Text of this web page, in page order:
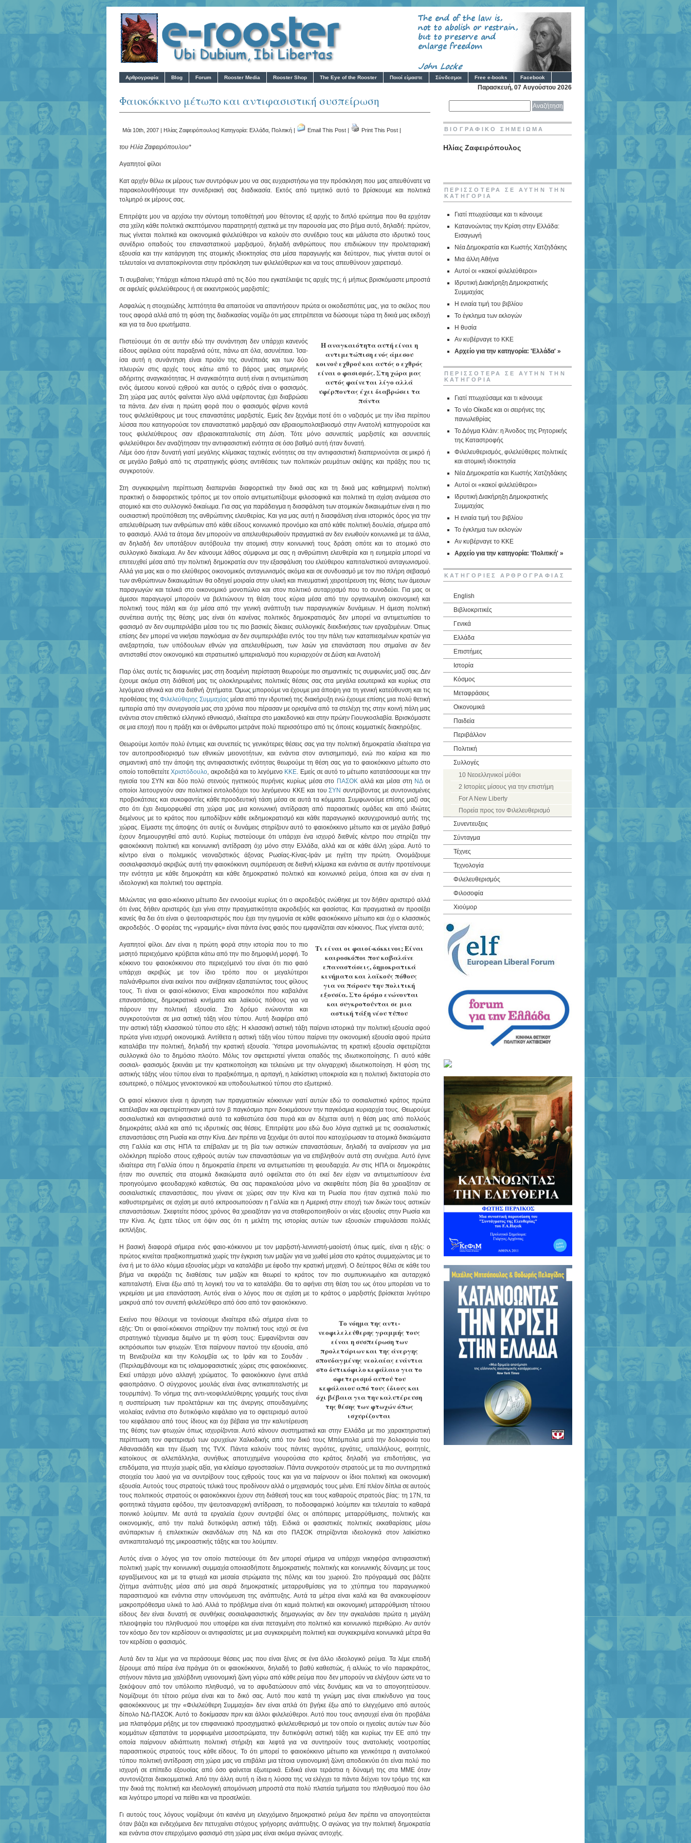
Αρθρογραφία Blog Forum Rooster Media Rooster Shop The Eye of the Rooster Ποιοί είμαστε Σύνδεσμοι Free e-books Facebook
Φαιοκόκκινο μέτωπο και αντιφασιστική συσπείρωση
Μάι 10th, 2007 | Ηλίας Ζαφειρόπουλος| Κατηγορία: Ελλάδα Πολιτική | Email This Post | Print This Post |
του Ηλία Ζαφειρόπουλου*
Αγαπητοί φίλοι
Κατ αρχήν θέλω εκ μέρους των συντρόφων μου να σας ευχαριστήσω για την πρόσκληση που μας απευθύνατε να
παρακολουθήσουμε την συνεδριακή σας διαδικασία. Εκτός από τιμητικό αυτό το βρίσκουμε και πολιτικά
τολμηρό εκ μέρους σας.
Επιτρέψτε μου να αρχίσω την σύντομη τοποθέτησή μου θέτοντας εξ αρχής το διπλό ερώτημα που θα ερχόταν
στα χείλη κάθε πολιτικά σκεπτόμενου παρατηρητή σχετικά με την παρουσία μας στο βήμα αυτό, δηλαδή: πρώτον,
πως γίνεται πολιτικά και οικονομικά φιλελεύθεροι να καλούν στο συνέδριο τους και μάλιστα στο ιδρυτικό τους
συνέδριο οπαδούς του επαναστατικού μαρξισμού, δηλαδή ανθρώπους που επιδιώκουν την προλεταριακή
εξουσία και την κατάργηση της ατομικής ιδιοκτησίας στα μέσα παραγωγής και δεύτερον, πως γίνεται αυτοί οι
τελευταίοι να ανταποκρίνονται στην πρόσκληση των φιλελεύθερων και να τους απευθύνουν χαιρετισμό.
Τι συμβαίνει; Υπάρχει κάποια πλευρά από τις δύο που εγκατέλειψε τις αρχές της; ή μήπως βρισκόμαστε μπροστά
σε αφελείς φιλελεύθερους ή σε εκκεντρικούς μαρξιστές;
Ασφαλώς η στοιχειώδης λεπτότητα θα απαιτούσε να απαντήσουν πρώτα οι οικοδεσπότες μας, για το σκέλος που
τους αφορά αλλά από τη φύση της διαδικασίας νομίζω ότι μας επιτρέπεται να δώσουμε τώρα τη δικιά μας εκδοχή
και για τα δυο ερωτήματα.
Η αναγκαιότητα αυτή είναι η
αντιμετώπιση ενός άμεσου
κοινού εχθρού και αυτός ο εχθρός
είναι ο φασισμός. Στη χώρα μας
αυτός φαίνεται λίγο αλλά
υφέρποντας έχει διαβρώσει τα
πάντα
Πιστεύουμε ότι σε αυτήν εδώ την συνάντηση δεν υπάρχει κανενός
είδους αφέλεια ούτε παραξενιά ούτε, πάνω απ όλα, ασυνέπεια. Ίσα-
ίσα αυτή η συνάντηση είναι προϊόν της συνέπειάς και των δύο
πλευρών στις αρχές τους κάτω από το βάρος μιας σημερινής
αδήριτης αναγκαιότητας. Η αναγκαιότητα αυτή είναι η αντιμετώπιση
ενός άμεσου κοινού εχθρού και αυτός ο εχθρός είναι ο φασισμός.
Στη χώρα μας αυτός φαίνεται λίγο αλλά υφέρποντας έχει διαβρώσει
τα πάντα. Δεν είναι η πρώτη φορά που ο φασισμός φέρνει κοντά
τους φιλελεύθερους με τους επαναστάτες μαρξιστές. Εμείς δεν ξεχνάμε ποτέ ότι ο ναζισμός με την ίδια περίπου
λύσσα που κατηγορούσε τον επαναστατικό μαρξισμό σαν εβραιομπολσεβικισμό στην Ανατολή κατηγορούσε και
τους φιλελεύθερους σαν εβραιοκαπιταλιστές στη Δύση. Τότε μόνο ασυνεπείς μαρξιστές και ασυνεπείς
φιλελεύθεροι δεν αναζήτησαν την αντιφασιστική ενότητα σε όσο βαθμό αυτή ήταν δυνατή.
Λέμε όσο ήταν δυνατή γιατί μεγάλης κλίμακας ταχτικές ενότητες σα την αντιφασιστική διαπερνιούνται σε μικρό ή
σε μεγάλο βαθμό από τις στρατηγικής φύσης αντιθέσεις των πολιτικών ρευμάτων σκέψης και πράξης που τις
συγκροτούν.
Στη συγκεκριμένη περίπτωση διαπερνάει διαφορετικά την δικιά σας και τη δικιά μας καθημερινή πολιτική
πρακτική ο διαφορετικός τρόπος με τον οποίο αντιμετωπίζουμε φιλοσοφικά και πολιτικά τη σχέση ανάμεσα στο
ατομικό και στο συλλογικό δικαίωμα. Για σας για παράδειγμα η διασφάλιση των ατομικών δικαιωμάτων είναι η πιο
ουσιαστική προϋπόθεση της ανθρώπινης ελευθερίας. Και για μας αυτή η διασφάλιση είναι ιστορικός όρος για την
απελευθέρωση των ανθρώπων από κάθε είδους κοινωνικό προνόμιο και από κάθε πολιτική δουλεία, σήμερα από
το φασισμό. Αλλά τα άτομα δεν μπορούν να απελευθερωθούν πραγματικά αν δεν ενωθούν κοινωνικά με τα άλλα,
αν δηλαδή δεν υποτάξουν αυτόβουλα την ατομική στην κοινωνική τους δράση οπότε και το ατομικό στο
συλλογικό δικαίωμα. Αν δεν κάνουμε λάθος σύμφωνα με σας η ανθρώπινη ελευθερία και η ευημερία μπορεί να
επιτευχθεί μέσα από την πολιτική δημοκρατία συν την εξασφάλιση του ελεύθερου καπιταλιστικού ανταγωνισμού.
Αλλά για μας και ο πιο ελεύθερος οικονομικός ανταγωνισμός ακόμα και σε συνδυασμό με τον πιο πλήρη σεβασμό
των ανθρώπινων δικαιωμάτων θα οδηγεί μοιραία στην υλική και πνευματική χειροτέρευση της θέσης των άμεσων
παραγωγών και τελικά στο οικονομικό μονοπώλιο και στον πολιτικό αυταρχισμό που το συνοδεύει. Για μας οι
άμεσοι παραγωγοί μπορούν να βελτιώνουν τη θέση τους κύρια μέσα από την οργανωμένη οικονομική και
πολιτική τους πάλη και όχι μέσα από την γενική ανάπτυξη των παραγωγικών δυνάμεων. Η άμεση πολιτική
συνέπεια αυτής της θέσης μας είναι ότι κανένας πολιτικός δημοκρατισμός δεν μπορεί να αντιμετωπίσει το
φασισμό αν δεν συμπεριλάβει μέσα του τις πιο βασικές δίκαιες συλλογικές διεκδικήσεις των εργαζομένων. Όπως
επίσης δεν μπορεί να νικήσει παγκόσμια αν δεν συμπεριλάβει εντός του την πάλη των καταπιεσμένων κρατών για
ανεξαρτησία, των υπόδουλων εθνών για απελευθέρωση, των λαών για επανάσταση που σημαίνει αν δεν
αντισταθεί στον οικονομικό και στρατιωτικό ιμπεριαλισμό που κυριαρχούν σε Δύση και Ανατολή
Παρ όλες αυτές τις διαφωνίες μας στη δοσμένη περίσταση θεωρούμε πιο σημαντικές τις συμφωνίες μαζί σας. Δεν
έχουμε ακόμα στη διάθεσή μας τις ολοκληρωμένες πολιτικές θέσεις σας στα μεγάλα εσωτερικά και κυρίως στα
λεγόμενα εθνικά και στα διεθνή ζητήματα. Όμως μπορούμε να έχουμε μια άποψη για τη γενική κατεύθυνση και τις
προθέσεις της Φιλελεύθερης Συμμαχίας μέσα από την ιδρυτική της διακήρυξη ενώ έχουμε επίσης μια πολύ θετική
εμπειρία από την συνεργασία μας στα χρόνια που πέρασαν με ορισμένα από τα στελέχη της στην κοινή πάλη μας
ενάντια στον επιθετικό ελληνικό εθνικισμό, ιδιαίτερα στο μακεδονικό και στην πρώην Γιουγκοσλαβία. Βρισκόμαστε
σε μια εποχή που η πράξη και οι άνθρωποι μετράνε πολύ περισσότερο από τις όποιες κομματικές διακηρύξεις.
Θεωρούμε λοιπόν πολύ έντιμες και συνεπείς τις γενικότερες θέσεις σας για την πολιτική δημοκρατία ιδιαίτερα για
τον αυτοπροσδιορισμό των εθνικών μειονοτήτων, και ενάντια στον αντισημιτισμό, ενώ πιο καίρια και πιο
σημαντική από την άποψη της αντιφασιστικής ενότητας θεωρούμε τη θέση σας για το φαιοκόκκινο μέτωπο στο
οποίο τοποθετείτεΧριστόδουλο, ακροδεξιά και το λεγόμενο ΚΚΕ. Εμείς σε αυτό το μέτωπο κατατάσσουμε και την
ηγεσία του ΣΥΝ και δύο πολύ στενούς ηγετικούς πυρήνες κυρίως μέσα στο ΠΑΣΟΚ αλλά και μέσα στη ΝΔοι
οποίοι λειτουργούν σαν πολιτικοί εντολοδόχοι του λεγόμενου ΚΚΕ και τουΣΥΝ συντρίβοντας με συντονισμένες
προβοκάτσιες και συκοφαντίες κάθε προοδευτική τάση μέσα σε αυτά τα κόμματα. Συμφωνούμε επίσης μαζί σας
στο ότι έχει διαμορφωθεί στη χώρα μας μια κοινωνική αντίδραση από παρασιτικές ομάδες και από ιδιώτες
δεμένους με το κράτος που εμποδίζουν κάθε εκδημοκρατισμό και κάθε παραγωγικό εκσυγχρονισμό αυτής της
χώρας. Είμαστε της άποψης ότι αυτές οι δυνάμεις στηρίζουν αυτό το φαιοκόκκινο μέτωπο και σε μεγάλο βαθμό
έχουν δημιουργηθεί από αυτό. Κυρίως πιστεύουμε ότι υπάρχει ένα ισχυρό διεθνές κέντρο που στηρίζει την
φαιοκόκκινη πολιτική και κοινωνική αντίδραση όχι μόνο στην Ελλάδα, αλλά και σε κάθε άλλη χώρα. Αυτό το
κέντρο είναι ο πολεμικός νεοναζιστικός άξονας Ρωσίας-Κίνας-Ιράν με ηγέτη την πρώτη. Ονομάζουμε
σοσιαλφασισμό ακριβώς αυτή την φαιοκόκκινη συμπόρευση σε διεθνή κλίμακα και ενάντια σε αυτήν προτείνουμε
την ενότητα με κάθε δημοκράτη και κάθε δημοκρατικό πολιτικό και κοινωνικό ρεύμα, όποια και αν είναι η
ιδεολογική και πολιτική του αφετηρία.
Μιλώντας για φαιο-κόκκινο μέτωπο δεν εννοούμε κυρίως ότι ο ακροδεξιός ενώθηκε με τον δήθεν αριστερό αλλά
ότι ένας δήθεν αριστερός έχει γίνει στην πραγματικότητα ακροδεξιός και φασίστας. Και πραγματικά αν προσέξει
κανείς θα δει ότι είναι ο ψευτοαριστερός που έχει την ηγεμονία σε κάθε φαιοκόκκινο μέτωπο και όχι ο κλασσικός
ακροδεξιός . Ο φορέας της «γραμμής» είναι πάντα ένας φαιός που εμφανίζεται σαν κόκκινος. Πως γίνεται αυτό;
Τι είναι οι φαιοί-κόκκινοι; Είναι
καιροσκόποι που καβαλάνε
επαναστάσεις, δημοκρατικά
κινήματα και λαϊκούς πόθους
για να πάρουν την πολιτική
εξουσία. Στο δρόμο ενώνονται
και συγκροτούνται σε μια
αστική τάξη νέου τύπου
Αγαπητοί φίλοι. Δεν είναι η πρώτη φορά στην ιστορία που το πιο
μισητό περιεχόμενο κρύβεται κάτω από την πιο δημοφιλή μορφή. Το
κόκκινο του φαιοκόκκινου στο περιεχόμενό του είναι ότι πιο φαιό
υπάρχει ακριβώς με τον ίδιο τρόπο που οι μεγαλύτεροι
παλιάνθρωποι είναι εκείνοι που ανέβηκαν εξαπατώντας τους φίλους
τους. Τι είναι οι φαιοί-κόκκινοι; Είναι καιροσκόποι που καβαλάνε
επαναστάσεις, δημοκρατικά κινήματα και λαϊκούς πόθους για να
πάρουν την πολιτική εξουσία. Στο δρόμο ενώνονται και
συγκροτούνται σε μια αστική τάξη νέου τύπου. Αυτή διαφέρει από
την αστική τάξη κλασσικού τύπου στο εξής: Η κλασσική αστική τάξη παίρνει ιστορικά την πολιτική εξουσία αφού
πρώτα γίνει ισχυρή οικονομικά. Αντίθετα η αστική τάξη νέου τύπου παίρνει την οικονομική εξουσία αφού πρώτα
καταλάβει την πολιτική, δηλαδή την κρατική εξουσία. Ύστερα μονοπωλώντας τη κρατική εξουσία σφετερίζεται
συλλογικά όλο το δημόσιο πλούτο. Μόλις τον σφετεριστεί γίνεται οπαδός της ιδιωτικοποίησης. Γι αυτό κάθε
σοσιαλ- φασισμός ξεκινάει με την κρατικοποίηση και τελειώνει με την ολιγαρχική ιδιωτικοποίηση. Η φύση της
αστικής τάξης νέου τύπου είναι το πραξικόπημα, η αρπαγή, η λαίκίστικη υποκρισία και η πολιτική δικτατορία στο
εσωτερικό, ο πόλεμος γενοκτονικού και υποδουλωτικού τύπου στο εξωτερικό.
Οι φαιοί κόκκινοι είναι η άρνηση των πραγματικών κόκκινων γιατί αυτών εδώ το σοσιαλιστικό κράτος πρώτα
κατέλαβαν και σφετερίστηκαν μετά τον β παγκόσμιο πριν δοκιμάσουν την παγκόσμια κυριαρχία τους. Θεωρούμε
σοσιαλιστικά και αντιφασιστικά αυτά τα καθεστώτα όσα πυρά και αν δέχεται αυτή η θέση μας από πολλούς
δημοκράτες αλλά και από τις ιδρυτικές σας θέσεις. Επιτρέψτε μου εδώ δυο λόγια σχετικά με τις σοσιαλιστικές
επαναστάσεις στη Ρωσία και στην Κίνα. Δεν πρέπει να ξεχνάμε ότι αυτοί που κατοχύρωσαν τα ατομικά δικαιώματα
στη Γαλλία και στις ΗΠΑ τα επέβαλαν με τη βία των αστικών επαναστάσεων, δηλαδή τα αναίρεσαν για μια
ολόκληρη περίοδο στους εχθρούς αυτών των επαναστάσεων για να επιβληθούν αυτά στη συνέχεια. Αυτό έγινε
ιδιαίτερα στη Γαλλία όπου η δημοκρατία έπρεπε να αντιμετωπίσει τη φεουδαρχία. Αν στις ΗΠΑ οι δημοκράτες
ήταν πιο συνεπείς στα ατομικά δικαιώματα αυτό οφείλεται στο ότι εκεί δεν είχαν να αντιμετωπίσουν ένα
προηγούμενο φεουδαρχικό καθεστώς. Θα σας παρακαλούσα μόνο να σκεφθείτε πόση βία θα χρειαζόταν σε
σοσιαλιστικές επαναστάσεις, που γίνανε σε χώρες σαν την Κίνα και τη Ρωσία που ήταν σχετικά πολύ πιο
καθυστερημένες σε σχέση με αυτό εκπροσωπούσαν η Γαλλία και η Αμερική στην εποχή των δικών τους αστικών
επαναστάσεων. Σκεφτείτε πόσος χρόνος θα χρειαζόταν για να σταθεροποιηθούν οι νέες εξουσίες στην Ρωσία και
την Κίνα. Ας έχετε τέλος υπ όψιν σας ότι η μελέτη της ιστορίας αυτών των εξουσιών επιφυλάσσει πολλές
εκπλήξεις.
Η βασική διαφορά σήμερα ενός φαιο-κόκκινου με τον μαρξιστή-λενινιστή-μαοίστή όπως εμείς, είναι η εξής: ο
πρώτος κινείται πραξικοπηματικά χωρίς την έγκριση των μαζών για να χωθεί μέσα στο κράτος συμμαχώντας με το
ένα ή με το άλλο κόμμα εξουσίας μέχρι να καταλάβει με έφοδο την κρατική μηχανή. Ο δεύτερος θέλει σε κάθε του
βήμα να εκφράζει τις διαθέσεις των μαζών και θεωρεί το κράτος τον πιο συμπυκνωμένο και αυταρχικό
καπιταλιστή. Είναι έξω από τη λογική του να το καταλάβει. Θα το αφήνει στη θέση του ως ότου μπορέσει να το
γκρεμίσει με μια επανάσταση. Αυτός είναι ο λόγος που σε σχέση με το κράτος ο μαρξιστής βρίσκεται λιγότερο
μακρυά από τον συνεπή φιλελεύθερο από όσο από τον φαιοκόκκινο.
Το νόημα της αντι-
νεοφιλελεύθερης γραμμής τους
είναι η συσπείρωση των
προλετάριων και της άνεργης
σπουδαγμένης νεολαίας ενάντια
στο δυτικόφιλο κεφάλαιο για το
σφετερισμό αυτού του
κεφάλαιου από τους ίδιους και
όχι βέβαια για την καλυτέρευση
της θέσης των φτωχών όπως
ισχυρίζονται
Εκείνο που θέλουμε να τονίσουμε ιδιαίτερα εδώ σήμερα είναι το
εξής: Ότι οι φαιοί-κόκκινοι στηρίζουν την πολιτική τους ισχύ σε ένα
στρατηγικό τέχνασμα δεμένο με τη φύση τους: Εμφανίζονται σαν
εκπρόσωποι των φτωχών. Έτσι παίρνουν παντού την εξουσία, από
τη Βενεζουέλα και την Κολομβία ως το Ιράν και το Σουδάν .
(Περιλαμβάνουμε και τις ισλαμοφασιστικές χώρες στις φαιοκόκκινες.
Εκεί υπάρχει μόνο αλλαγή χρώματος. Το φαιοκόκκινο έγινε απλά
φαιοπράσινο. Ο σύγχρονος μουλάς είναι ένας αντικαπιταλιστής με
τουρμπάνι). Το νόημα της αντι-νεοφιλελεύθερης γραμμής τους είναι
η συσπείρωση των προλετάριων και της άνεργης σπουδαγμένης
νεολαίας ενάντια στο δυτικόφιλο κεφάλαιο για το σφετερισμό αυτού
του κεφάλαιου από τους ίδιους και όχι βέβαια για την καλυτέρευση
της θέσης των φτωχών όπως ισχυρίζονται. Αυτό κάνουν συστηματικά και στην Ελλάδα με πιο χαρακτηριστική
περίπτωση τον σφετερισμό των ορυχείων Χαλκιδικής από τον δικό τους Μπόμπολα μετά την δολοφονία του
Αθανασιάδη και την έξωση της ΤVX. Πάντα καλούν τους πάντες αγρότες, εργάτες, υπαλλήλους, φοιτητές,
κατοίκους σε αλλεπάλληλα, συνήθως αποτυχημένα γιουρούσια στο κράτος δηλαδή για επιδοτήσεις, για
επιδόματα, για πτυχία χωρίς αξία, για κλείσιμο εργοστασίων. Πάντα συγκροτούν στρατούς με τα πιο συντηρητικά
στοιχεία του λαού για να συντρίβουν τους εχθρούς τους και για να παίρνουν οι ίδιοι πολιτική και οικονομική
εξουσία. Αυτούς τους στρατούς τελικά τους προδίνουν αλλά ο μηχανισμός τους μένει. Επί πλέον δίπλα σε αυτούς
τους πολιτικούς στρατούς οι φαιοκόκκινοι έχουν στη διάθεσή τους και τους καθαρούς στρατούς βίας: τη 17Ν, τα
φοιτητικά τάγματα εφόδου, την ψευτοαναρχική αντίδραση, το ποδοσφαιρικό λούμπεν και τελευταία το καθαρά
ποινικό λούμπεν. Με αυτά τα εργαλεία έχουν συντριβεί όλες οι απόπειρες μεταρρύθμισης, πολιτικής και
οικονομικής, από την παλιά δυτικόφιλη αστική τάξη. Ειδικά οι φασιστικές πολιτικές εκκαθαρίσεις μέσω
ανύπαρκτων ή επιλεκτικών σκανδάλων στη ΝΔ και στο ΠΑΣΟΚ στηρίζονται ιδεολογικά στον λαϊκίστικο
αντικαπιταλισμό της μικροαστικής τάξης και του λούμπεν.
Αυτός είναι ο λόγος για τον οποίο πιστεύουμε ότι δεν μπορεί σήμερα να υπάρχει νικηφόρα αντιφασιστική
πολιτική χωρίς την κοινωνική συμμαχία οποιασδήποτε δημοκρατικής πολιτικής και κοινωνικής δύναμης με τους
εργαζόμενους και με τα φτωχά και μεσαία στρώματα της πόλης και του χωριού. Στο πρόγραμμά σας βάζετε
ζήτημα ανάπτυξης μέσα από μια σειρά δημοκρατικές μεταρρυθμίσεις για το χτύπημα του παραγωγικού
παρασιτισμού και ενάντια στην υπονόμευση της ανάπτυξης. Αυτά τα μέτρα είναι καλά και θα ανακουφίσουν
μακροπρόθεσμα υλικά το λαό. Αλλά το πρόβλημα είναι ότι καμιά πολιτική και οικονομική μεταρρύθμιση τέτοιου
είδους δεν είναι δυνατή σε συνθήκες σοσιαλφασιστικής δημαγωγίας αν δεν την αγκαλιάσει πρώτα η μεγάλη
πλειοψηφία του πληθυσμού που υποφέρει και είναι πεταγμένη στο πολιτικό και κοινωνικό περιθώριο. Αν αυτόν
τον κόσμο δεν τον κερδίσουν οι αντιφασίστες με μια συγκεκριμένη πολιτική και συγκεκριμένα κοινωνικά μέτρα θα
τον κερδίσει ο φασισμός.
Αυτά δεν τα λέμε για να περάσουμε θέσεις μας που είναι ξένες σε ένα άλλο ιδεολογικό ρεύμα. Τα λέμε επειδή
ξέρουμε από πείρα ένα πράγμα ότι οι φαιοκόκκινοι, δηλαδή το βαθύ καθεστώς, ή αλλιώς το νέο παρακράτος,
στήνουν πάντα μια χαλύβδινη υγειονομική ζώνη γύρω από κάθε ρεύμα που δεν μπορούν να ελέγξουν ώστε να το
ξεκόψουν από τον υπόλοιπο πληθυσμό, να το αφυδατώσουν από νέες δυνάμεις και να το απογοητεύσουν.
Νομίζουμε ότι τέτοιο ρεύμα είναι και το δικό σας. Αυτό που κατά τη γνώμη μας είναι επικίνδυνο για τους
φαιοκόκκινους με την «Φιλελεύθερη Συμμαχία» δεν είναι απλά ότι βγήκε έξω από το ελεγχόμενο από αυτούς
δίπολο ΝΔ-ΠΑΣΟΚ. Αυτό το δοκίμασαν πριν και άλλοι φιλελεύθεροι. Αυτό που τους ανησυχεί είναι ότι προβάλει
μια πλατφόρμα ρήξης με τον επιφανειακό προσχηματικό φιλελευθερισμό με τον οποίο οι ηγεσίες αυτών των δύο
κομμάτων εξαπατάνε τα μορφωμένα μεσοστρώματα, την δυτικόφιλη αστική τάξη και κυρίως την ΕΕ από την
οποία παίρνουν αδιάπτωτη πολιτική στήριξη και λεφτά για να συντηρούν τους ανατολικής νοοτροπίας
παρασιτικούς στρατούς τους κάθε είδους. Το ότι μπορεί το φαιοκόκκινο μέτωπο και γενικότερα η ανατολικού
τύπου πολιτική αντίδραση στη χώρα μας να επιβάλει μια τέτοια υγειονομική ζώνη αποδεικνύει ότι είναι πολύ πιο
ισχυρή σε επίπεδο εξουσίας από όσο φαίνεται εξωτερικά. Ειδικά είναι τεράστια η δύναμή της στα ΜΜΕ όταν
συντονίζεται διακομματικά. Από την άλλη αυτή η ίδια η λύσσα της να ελέγχει τα πάντα δείχνει τον τρόμο της και
την δικιά της πολιτική και ιδεολογική απομόνωση μπροστά στα πολύ πλατεία τμήματα του πληθυσμού που όλο
και λιγότερο μπορεί να πείθει και να προσελκύει.
Γι αυτούς τους λόγους νομίζουμε ότι κανένα μη ελεγχόμενο δημοκρατικό ρεύμα δεν πρέπει να απογοητεύεται
όταν βάζει και ενδεχόμενα δεν πετυχαίνει στόχους γρήγορης ανάπτυξης. Ο αγώνας για την πολιτική δημοκρατία
και ενάντια στον επερχόμενο φασισμό στη χώρα μας είναι ακόμα αγώνας αντοχής.
Παρασκευή, 07 Αυγούστου 2026
ΒΙΟΓΡΑΦΙΚΟ ΣΗΜΕΙΩΜΑ
Ηλίας Ζαφειρόπουλος
ΠΕΡΙΣΣΟΤΕΡΑ ΣΕ ΑΥΤΗΝ ΤΗΝ
ΚΑΤΗΓΟΡΙΑ
Γιατί πτωχεύσαμε και τι κάνουμε
Κατανοώντας την Κρίση στην Ελλάδα:
Εισαγωγή
Νέα Δημοκρατία και Κωστής Χατζηδάκης
Μια άλλη Αθήνα
Αυτοί οι «κακοί φιλελεύθεροι»
Ιδρυτική Διακήρηξη Δημοκρατικής
Συμμαχίας
Η ενιαία τιμή του βιβλίου
Το έγκλημα των εκλογών
Η θυσία
Αν κυβέρναγε το ΚΚΕ
Αρχείο για την κατηγορία: 'Ελλάδα' »
ΠΕΡΙΣΣΟΤΕΡΑ ΣΕ ΑΥΤΗΝ ΤΗΝ
ΚΑΤΗΓΟΡΙΑ
Γιατί πτωχεύσαμε και τι κάνουμε
Το νέο Οίκαδε και οι σειρήνες της
πανωλεθρίας
Το Δόγμα Κλάιν: η Άνοδος της Ρητορικής
της Καταστροφής
Φιλελευθερισμός, φιλελεύθερες πολιτικές
και ατομική ιδιοκτησία
Νέα Δημοκρατία και Κωστής Χατζηδάκης
Αυτοί οι «κακοί φιλελεύθεροι»
Ιδρυτική Διακήρηξη Δημοκρατικής
Συμμαχίας
Η ενιαία τιμή του βιβλίου
Το έγκλημα των εκλογών
Αν κυβέρναγε το ΚΚΕ
Αρχείο για την κατηγορία: 'Πολιτική' »
ΚΑΤΗΓΟΡΙΕΣ ΑΡΘΡΟΓΡΑΦΙΑΣ
English
Βιβλιοκριτικές
Γενικά
Ελλάδα
Επιστήμες
Ιστορία
Κόσμος
Μεταφράσεις
Οικονομικά
Παιδεία
Περιβάλλον
Πολιτική
Συλλογές
10 Νεοελληνικοί μύθοι
2 Ιστορίες μίσους για την επιστήμη
For A New Liberty
Πορεία προς τον Φιλελευθερισμό
Συνεντευξεις
Σύνταγμα
Τέχνες
Τεχνολογία
Φιλελευθερισμός
Φιλοσοφία
Χιούμορ